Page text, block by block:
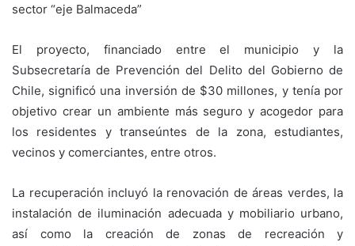
sector “eje Balmaceda”
El proyecto, financiado entre el municipio y la
Subsecretaría de Prevención del Delito del Gobierno de
Chile, significó una inversión de $30 millones, y tenía por
objetivo crear un ambiente más seguro y acogedor para
los residentes y transeúntes de la zona, estudiantes,
vecinos y comerciantes, entre otros.
La recuperación incluyó la renovación de áreas verdes, la
instalación de iluminación adecuada y mobiliario urbano,
así como la creación de zonas de recreación y